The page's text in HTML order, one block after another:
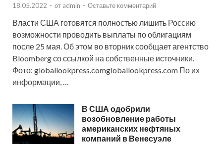
18.05.2022 - от admin - Оставьте комментарий
Власти США готовятся полностью лишить Россию
возможности проводить выплаты по облигациям
после 25 мая. Об этом во вторник сообщает агентство
Bloomberg со ссылкой на собственные источники.
Фото: globallookpress.comgloballookpress.com По их
информации, …
В США одобрили
возобновление работы
американских нефтяных
компаний в Венесуэле